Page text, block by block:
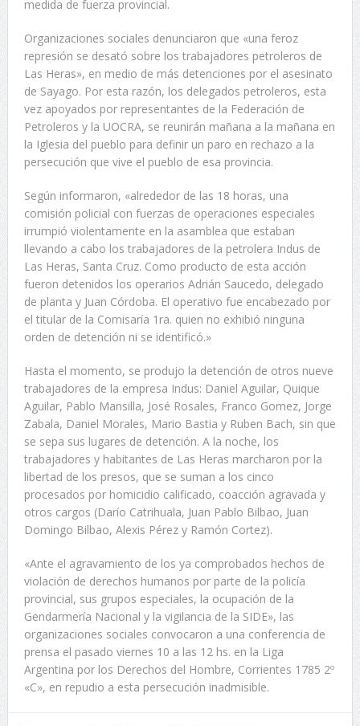
medida de fuerza provincial.
Organizaciones sociales denunciaron que «una feroz
represión se desató sobre los trabajadores petroleros de
Las Heras», en medio de más detenciones por el asesinato
de Sayago. Por esta razón, los delegados petroleros, esta
vez apoyados por representantes de la Federación de
Petroleros y la UOCRA, se reunirán mañana a la mañana en
la Iglesia del pueblo para definir un paro en rechazo a la
persecución que vive el pueblo de esa provincia.
Según informaron, «alrededor de las 18 horas, una
comisión policial con fuerzas de operaciones especiales
irrumpió violentamente en la asamblea que estaban
llevando a cabo los trabajadores de la petrolera Indus de
Las Heras, Santa Cruz. Como producto de esta acción
fueron detenidos los operarios Adrián Saucedo, delegado
de planta y Juan Córdoba. El operativo fue encabezado por
el titular de la Comisaría 1ra. quien no exhibió ninguna
orden de detención ni se identificó.»
Hasta el momento, se produjo la detención de otros nueve
trabajadores de la empresa Indus: Daniel Aguilar, Quique
Aguilar, Pablo Mansilla, José Rosales, Franco Gomez, Jorge
Zabala, Daniel Morales, Mario Bastia y Ruben Bach, sin que
se sepa sus lugares de detención. A la noche, los
trabajadores y habitantes de Las Heras marcharon por la
libertad de los presos, que se suman a los cinco
procesados por homicidio calificado, coacción agravada y
otros cargos (Darío Catrihuala, Juan Pablo Bilbao, Juan
Domingo Bilbao, Alexis Pérez y Ramón Cortez).
«Ante el agravamiento de los ya comprobados hechos de
violación de derechos humanos por parte de la policía
provincial, sus grupos especiales, la ocupación de la
Gendarmería Nacional y la vigilancia de la SIDE», las
organizaciones sociales convocaron a una conferencia de
prensa el pasado viernes 10 a las 12 hs. en la Liga
Argentina por los Derechos del Hombre, Corrientes 1785 2º
«C», en repudio a esta persecución inadmisible.